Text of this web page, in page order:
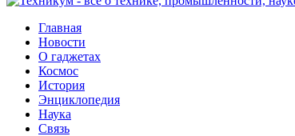
Главная
Новости
О гаджетах
Космос
История
Энциклопедия
Наука
Связь